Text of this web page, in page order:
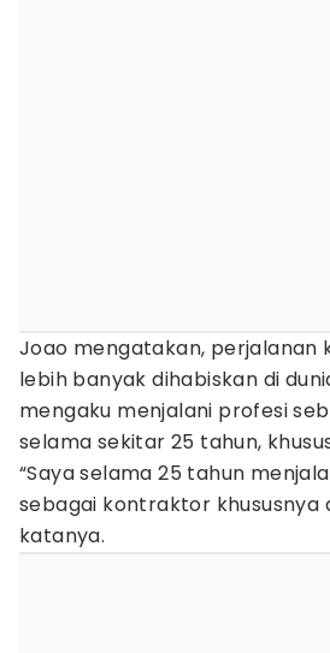
Joao mengatakan, perjalanan
lebih banyak dihabiskan di
mengaku menjalani profesi
selama sekitar 25 tahun,
“Saya selama 25 tahun
sebagai kontraktor khususnya
katanya.